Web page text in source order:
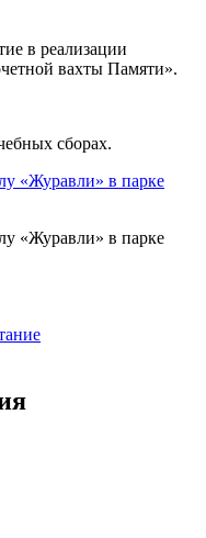
в реализации
вахты Памяти».
сборах.
«Журавли» в парке
«Журавли» в парке